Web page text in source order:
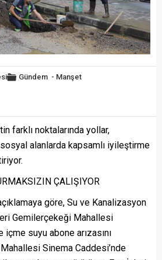
Gündem - Manşet
farklı noktalarında yollar,
sosyal alanlarda kapsamlı iyileştirme
ÇALIŞIYOR
göre, Su ve Kanalizasyon
Gemilerçekeği Mahallesi
suyu abone arızasını
Sinema Caddesi’nde